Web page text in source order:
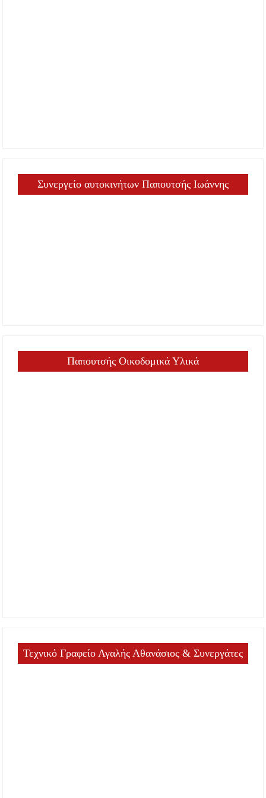
Συνεργείο αυτοκινήτων Παπουτσής Ιωάννης
Παπουτσής Οικοδομικά Υλικά
Τεχνικό Γραφείο Αγαλής Αθανάσιος & Συνεργάτες